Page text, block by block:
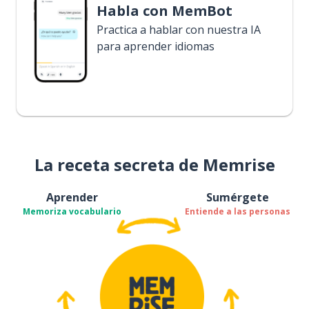
Habla con MemBot
Practica a hablar con nuestra IA
para aprender idiomas
La receta secreta de Memrise
Aprender
Memoriza vocabulario
Sumérgete
Entiende a las personas